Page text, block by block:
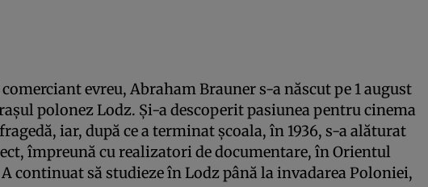
evreu, Abraham Brauner s-a născut pe 1 august
polonez Lodz. Şi-a descoperit pasiunea pentru cinema
iar, după ce a terminat şcoala, în 1936, s-a alăturat
împreună cu realizatori de documentare, în Orientul
continuat să studieze în Lodz până la invadarea Poloniei,